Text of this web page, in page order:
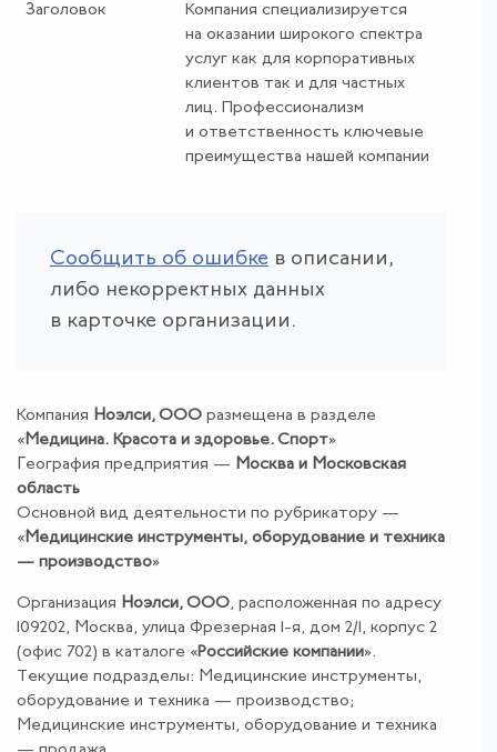
Заголовок
Компания специализируется
на оказании широкого спектра
услуг как для корпоративных
клиентов так и для частных
лиц. Профессионализм
и ответственность ключевые
преимущества нашей компании
Сообщить об ошибке в описании,
либо некорректных данных
в карточке организации.
Компания Ноэлси, ООО размещена в разделе
« Медицина. Красота и здоровье. Спорт»
География предприятия — Москва и Московская
область
Основной вид деятельности по рубрикатору —
« Медицинские инструменты, оборудование и техника
— производство»
Организация Ноэлси, ООО, расположенная по адресу
109202, Москва, улица Фрезерная 1-я, дом 2/1, корпус 2
(офис 702) в каталоге «Российские компании».
Текущие подразделы: Медицинские инструменты,
оборудование и техника — производство;
Медицинские инструменты, оборудование и техника